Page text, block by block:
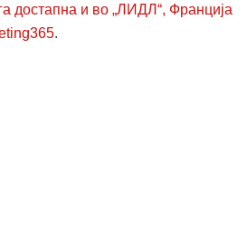
достапна и во „ЛИДЛ“, Франција
.